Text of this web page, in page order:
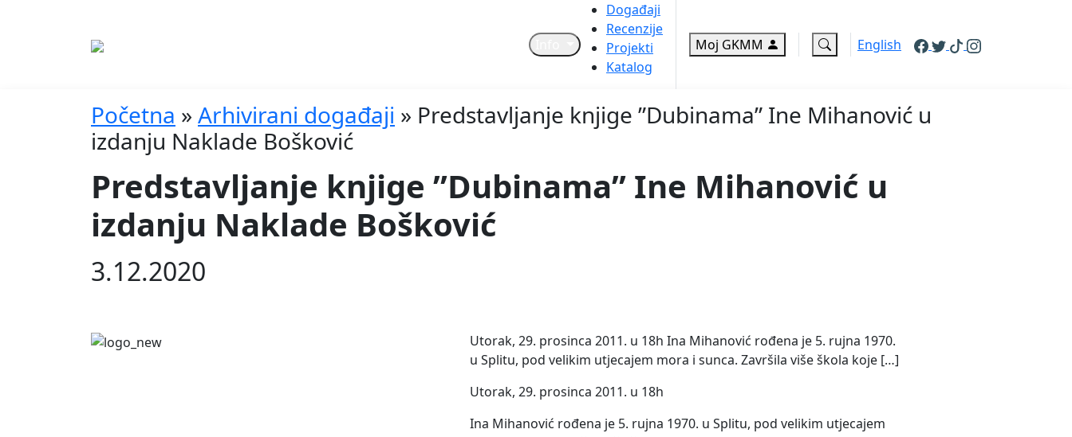
Događaji
Recenzije
Projekti
Katalog
Moj GKMM English
Početna » Arhivirani događaji » Predstavljanje knjige ”Dubinama” Ine Mihanović u
izdanju Naklade Bošković
Predstavljanje knjige ”Dubinama” Ine Mihanović u
izdanju Naklade Bošković
3.12.2020
Utorak, 29. prosinca 2011. u 18h Ina Mihanović rođena je 5. rujna 1970.
u Splitu, pod velikim utjecajem mora i sunca. Završila više škola koje […]
Utorak, 29. prosinca 2011. u 18h
Ina Mihanović rođena je 5. rujna 1970. u Splitu, pod velikim utjecajem